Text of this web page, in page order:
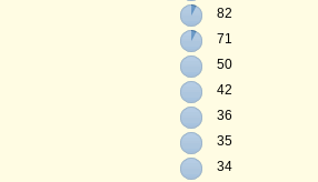
82
71
50
42
36
35
34